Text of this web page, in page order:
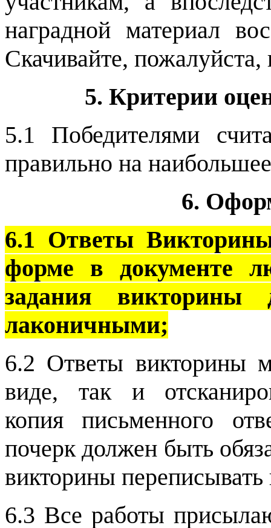
наградной материал
Скачивайте,
5. Критерии
5.1 Победителями
правильно на
6.
6.1 Ответы
форме в документе
задания
лаконичными;
6.2 Ответы викторины
виде, так и
копия письменного
почерк должен быть
викторины переписывать
6.3 Все работы